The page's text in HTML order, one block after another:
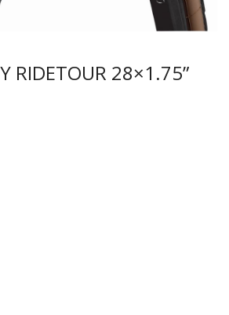
RIDETOUR 28×1.75”